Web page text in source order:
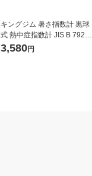
キングジム 暑さ指数計 黒球
式 熱中症指数計 JIS B 7922:
2023 クラス2準拠 白 NTSK-
3,580円